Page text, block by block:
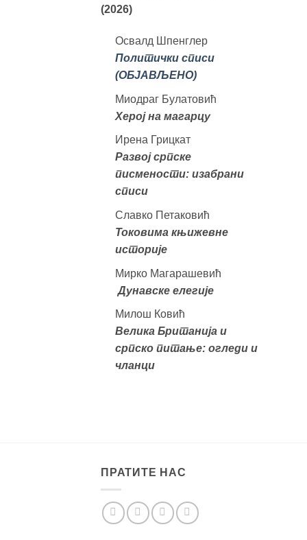
(2026)
Освалд Шпенглер
Политички списи
(ОБЈАВЉЕНО)
Миодраг Булатовић
Херој на магарцу
Ирена Грицкат
Развој српске
писмености: изабрани
списи
Славко Петаковић
Токовима књижевне
историје
Мирко Магарашевић
Дунавске елегије
Милош Ковић
Велика Британија и
српско питање: огледи и
чланци
ПРАТИТЕ НАС